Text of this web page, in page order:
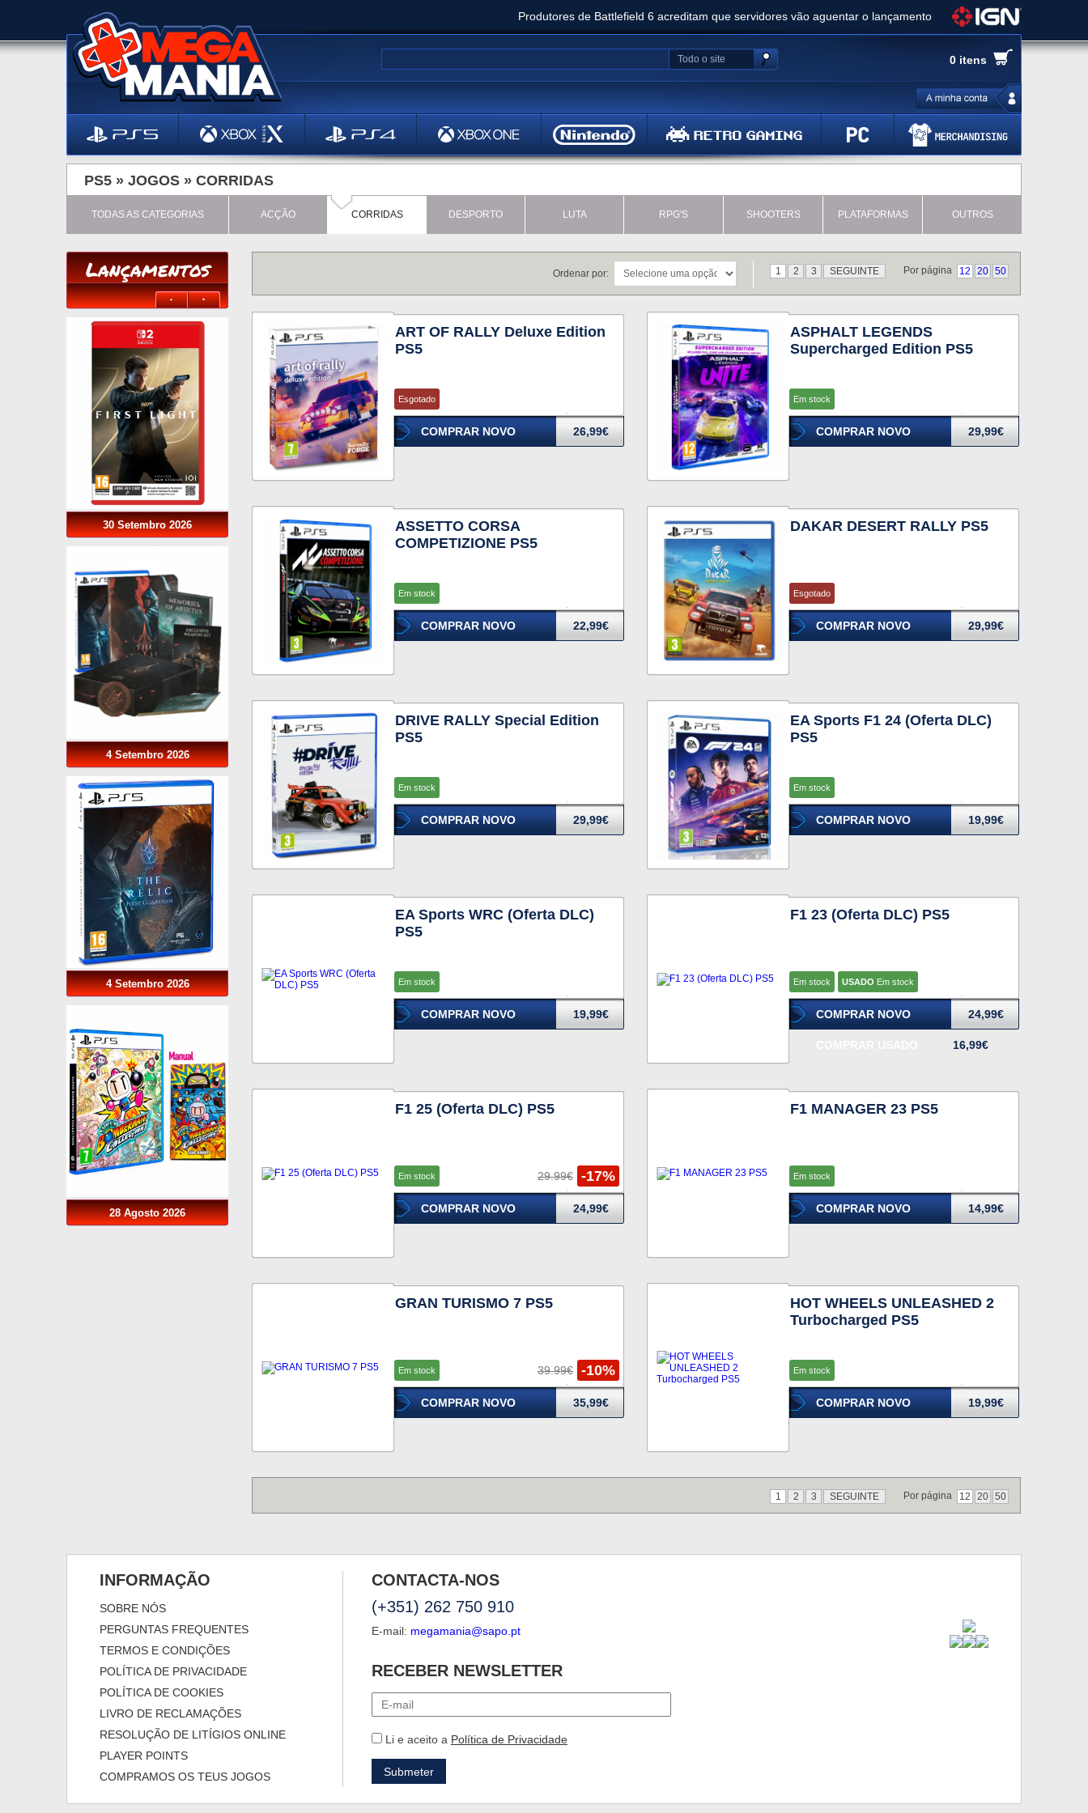
Produtores de Battlefield 6 acreditam que servidores vão aguentar o lançamento
Clair Obscur: Expedition 33 já vendeu 5 milhões de cópias e vai receber novo conteúdo
Ghost of Yotei - Análise
Metal Gear Solid Delta: Snake Eater - Análise
Bethesda anuncia livestream para o Fallout Day
0 itens
Todo o site
PS5 » JOGOS » CORRIDAS
TODAS AS CATEGORIAS ACÇÃO CORRIDAS DESPORTO LUTA RPG'S SHOOTERS PLATAFORMAS OUTROS
Lançamentos
30 Setembro 2026
4 Setembro 2026
4 Setembro 2026
28 Agosto 2026
Por página 12 20 50
1 2 3 SEGUINTE
Ordenar por:
ART OF RALLY Deluxe Edition
PS5
Esgotado
COMPRAR NOVO 26,99€
ASPHALT LEGENDS
Supercharged Edition PS5
Em stock
COMPRAR NOVO 29,99€
ASSETTO CORSA
COMPETIZIONE PS5
Em stock
COMPRAR NOVO 22,99€
DAKAR DESERT RALLY PS5
Esgotado
COMPRAR NOVO 29,99€
DRIVE RALLY Special Edition
PS5
Em stock
COMPRAR NOVO 29,99€
EA Sports F1 24 (Oferta DLC)
PS5
Em stock
COMPRAR NOVO 19,99€
EA Sports WRC (Oferta DLC)
PS5
Em stock
COMPRAR NOVO 19,99€
F1 23 (Oferta DLC) PS5
Em stock USADO Em stock
COMPRAR NOVO 24,99€
16,99€
F1 25 (Oferta DLC) PS5
Em stock 29.99€ -17%
COMPRAR NOVO 24,99€
F1 MANAGER 23 PS5
Em stock
COMPRAR NOVO 14,99€
GRAN TURISMO 7 PS5
Em stock 39.99€ -10%
COMPRAR NOVO 35,99€
HOT WHEELS UNLEASHED 2
Turbocharged PS5
Em stock
COMPRAR NOVO 19,99€
1 2 3 SEGUINTE Por página 12 20 50
INFORMAÇÃO
SOBRE NÓS
PERGUNTAS FREQUENTES
TERMOS E CONDIÇÕES
POLÍTICA DE PRIVACIDADE
POLÍTICA DE COOKIES
LIVRO DE RECLAMAÇÕES
RESOLUÇÃO DE LITÍGIOS ONLINE
PLAYER POINTS
COMPRAMOS OS TEUS JOGOS
CONTACTA-NOS
(+351) 262 750 910
E-mail: megamania@sapo.pt
RECEBER NEWSLETTER
Li e aceito a Política de Privacidade